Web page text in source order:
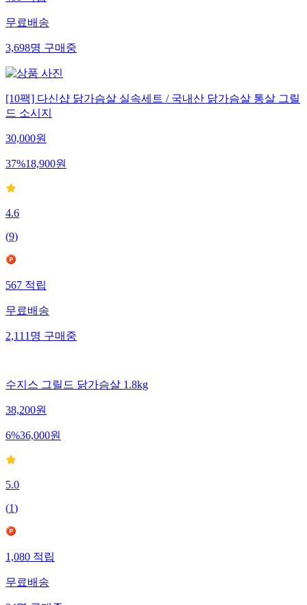
무료배송
3,698명구매중
[10팩] 다신샵 닭가슴살 실속세트 / 국내산 닭가슴살 통살 그릴
드 소시지
30,000원
37%18,900원
4.6
(9)
567적립
무료배송
2,111명구매중
수지스 그릴드 닭가슴살 1.8kg
38,200원
6%36,000원
5.0
(1)
1,080적립
무료배송